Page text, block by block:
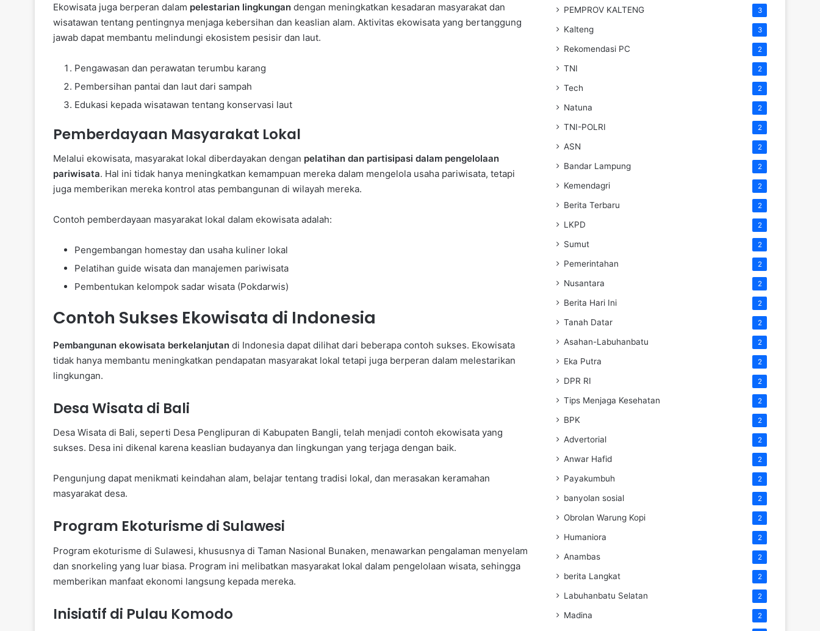
Ekowisata juga berperan dalam pelestarian lingkungan dengan meningkatkan kesadaran masyarakat dan
wisatawan tentang pentingnya menjaga kebersihan dan keaslian alam. Aktivitas ekowisata yang bertanggung
jawab dapat membantu melindungi ekosistem pesisir dan laut.
Pengawasan dan perawatan terumbu karang
Pembersihan pantai dan laut dari sampah
Edukasi kepada wisatawan tentang konservasi laut
Pemberdayaan Masyarakat Lokal
Melalui ekowisata, masyarakat lokal diberdayakan dengan pelatihan dan partisipasi dalam pengelolaan
pariwisata. Hal ini tidak hanya meningkatkan kemampuan mereka dalam mengelola usaha pariwisata, tetapi
juga memberikan mereka kontrol atas pembangunan di wilayah mereka.
Contoh pemberdayaan masyarakat lokal dalam ekowisata adalah:
Pengembangan homestay dan usaha kuliner lokal
Pelatihan guide wisata dan manajemen pariwisata
Pembentukan kelompok sadar wisata (Pokdarwis)
Contoh Sukses Ekowisata di Indonesia
Pembangunan ekowisata berkelanjutan di Indonesia dapat dilihat dari beberapa contoh sukses. Ekowisata
tidak hanya membantu meningkatkan pendapatan masyarakat lokal tetapi juga berperan dalam melestarikan
lingkungan.
Desa Wisata di Bali
Desa Wisata di Bali, seperti Desa Penglipuran di Kabupaten Bangli, telah menjadi contoh ekowisata yang
sukses. Desa ini dikenal karena keaslian budayanya dan lingkungan yang terjaga dengan baik.
Pengunjung dapat menikmati keindahan alam, belajar tentang tradisi lokal, dan merasakan keramahan
masyarakat desa.
Program Ekoturisme di Sulawesi
Program ekoturisme di Sulawesi, khususnya di Taman Nasional Bunaken, menawarkan pengalaman menyelam
dan snorkeling yang luar biasa. Program ini melibatkan masyarakat lokal dalam pengelolaan wisata, sehingga
memberikan manfaat ekonomi langsung kepada mereka.
Inisiatif di Pulau Komodo
PEMPROV KALTENG 3
Kalteng 3
Rekomendasi PC 2
TNI 2
Tech 2
Natuna 2
TNI-POLRI 2
ASN 2
Bandar Lampung 2
Kemendagri 2
Berita Terbaru 2
LKPD 2
Sumut 2
Pemerintahan 2
Nusantara 2
Berita Hari Ini 2
Tanah Datar 2
Asahan-Labuhanbatu 2
Eka Putra 2
DPR RI 2
Tips Menjaga Kesehatan 2
BPK 2
Advertorial 2
Anwar Hafid 2
Payakumbuh 2
banyolan sosial 2
Obrolan Warung Kopi 2
Humaniora 2
Anambas 2
berita Langkat 2
Labuhanbatu Selatan 2
Madina 2